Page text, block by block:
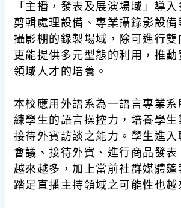
「主播，發表及展演場域」導
剪輯處理設備、專業攝錄影設
攝影棚的錄製場域，除可進行雙
更能提供多元型態的利用，推
領域人才的培養。
本校應用外語系為一語言專業
練學生的語言操控力，培養學生
接待外賓訪談之能力。學生進
會議、接待外賓、進行商品發
越來越多，加上當前社群媒體
踏足直播主持領域之可能性也越